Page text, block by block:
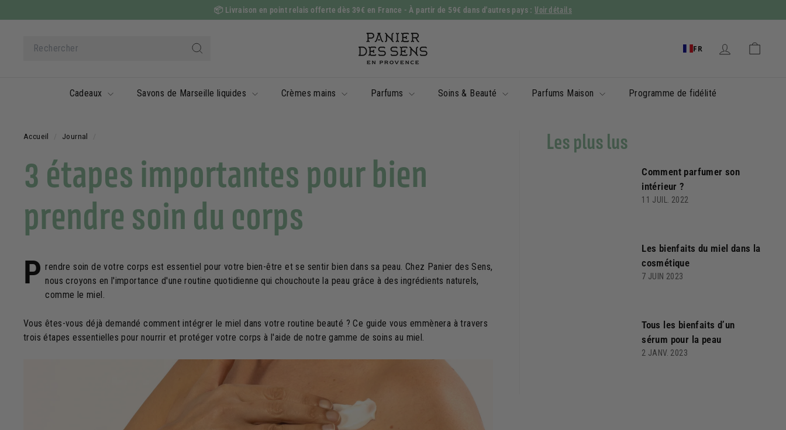
au
Diaporama
Pause
📦 Livraison en point relais offerte dès 39€ en France - À partir de 59€ dans d'autres pays : Voir détails
Search
P
a
n
e
s
S
FR
Cadeaux Savons de Marseille liquides Crèmes mains Parfums Soins & Beauté Parfums Maison Programme de fidélité
Accueil Journal
3 étapes importantes pour bien
prendre soin du corps
P rendre soin de votre corps est essentiel pour votre bien-être et se sentir bien dans sa peau. Chez Panier des Sens,
nous croyons en l'importance d'une routine quotidienne qui chouchoute la peau grâce à des ingrédients naturels,
comme le miel.
Vous êtes-vous déjà demandé comment intégrer le miel dans votre routine beauté ? Ce guide vous emmènera à travers
trois étapes essentielles pour nourrir et protéger votre corps à l'aide de notre gamme de soins au miel.
Les plus lus
Comment parfumer son
intérieur ?
11 JUIL. 2022
Les bienfaits du miel dans la
cosmétique
7 JUIN 2023
Tous les bienfaits d’un
sérum pour la peau
2 JANV. 2023